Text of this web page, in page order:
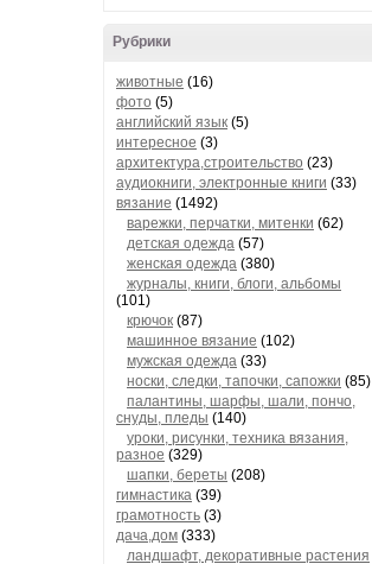
Рубрики
животные (16)
фото (5)
английский язык (5)
интересное (3)
архитектура,строительство (23)
аудиокниги, электронные книги (33)
вязание (1492)
варежки, перчатки, митенки (62)
детская одежда (57)
женская одежда (380)
журналы, книги, блоги, альбомы
(101)
крючок (87)
машинное вязание (102)
мужская одежда (33)
носки, следки, тапочки, сапожки (85)
палантины, шарфы, шали, пончо,
снуды, пледы (140)
уроки, рисунки, техника вязания,
разное (329)
шапки, береты (208)
гимнастика (39)
грамотность (3)
дача,дом (333)
ландшафт, декоративные растения